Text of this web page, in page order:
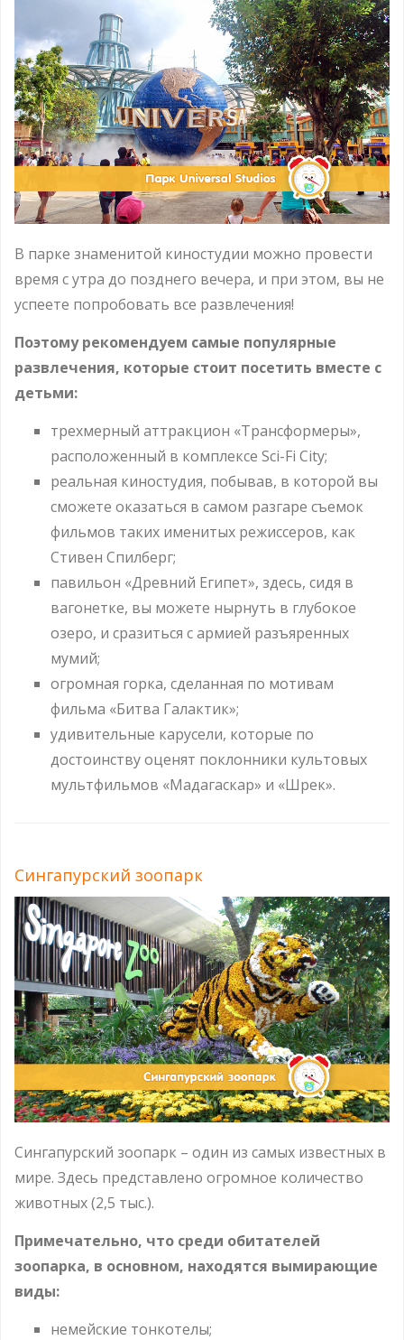
В парке знаменитой киностудии можно провести
время с утра до позднего вечера, и при этом, вы не
успеете попробовать все развлечения!
Поэтому рекомендуем самые популярные
развлечения, которые стоит посетить вместе с
детьми:
трехмерный аттракцион «Трансформеры»,
расположенный в комплексе Sci-Fi City;
реальная киностудия, побывав, в которой вы
сможете оказаться в самом разгаре съемок
фильмов таких именитых режиссеров, как
Стивен Спилберг;
павильон «Древний Египет», здесь, сидя в
вагонетке, вы можете нырнуть в глубокое
озеро, и сразиться с армией разъяренных
мумий;
огромная горка, сделанная по мотивам
фильма «Битва Галактик»;
удивительные карусели, которые по
достоинству оценят поклонники культовых
мультфильмов «Мадагаскар» и «Шрек».
Сингапурский зоопарк
Сингапурский зоопарк – один из самых известных в
мире. Здесь представлено огромное количество
животных (2,5 тыс.).
Примечательно, что среди обитателей
зоопарка, в основном, находятся вымирающие
виды:
немейские тонкотелы;